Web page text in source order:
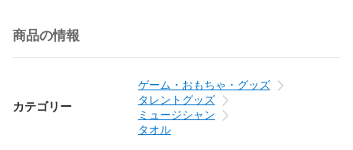
商品の情報
カテゴリー
ゲーム・おもちゃ・グッズ
タレントグッズ
ミュージシャン
タオル